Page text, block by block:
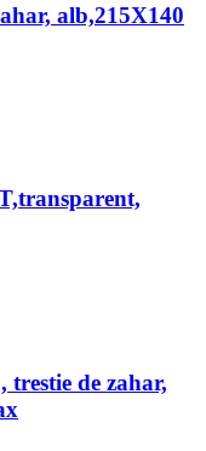
alb,215X140
de zahar,